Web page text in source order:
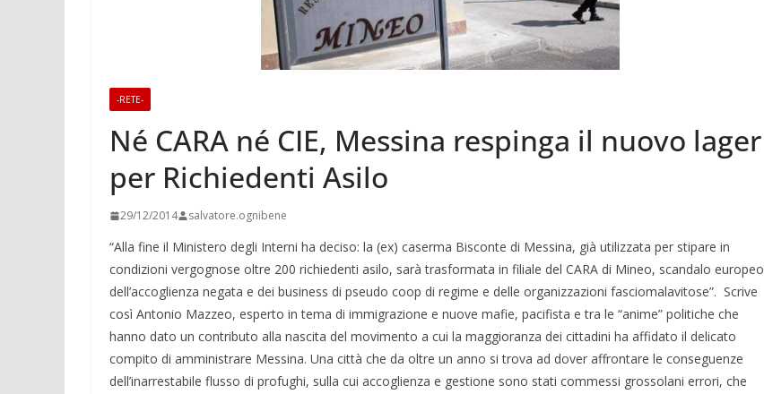
-RETE-
Né CARA né CIE, Messina respinga il nuovo lager
per Richiedenti Asilo
29/12/2014 salvatore.ognibene
“Alla fine il Ministero degli Interni ha deciso: la (ex) caserma Bisconte di Messina, già utilizzata per stipare in
condizioni vergognose oltre 200 richiedenti asilo, sarà trasformata in filiale del CARA di Mineo, scandalo europeo
dell’accoglienza negata e dei business di pseudo coop di regime e delle organizzazioni fasciomalavitose”. Scrive
così Antonio Mazzeo, esperto in tema di immigrazione e nuove mafie, pacifista e tra le “anime” politiche che
hanno dato un contributo alla nascita del movimento a cui la maggioranza dei cittadini ha affidato il delicato
compito di amministrare Messina. Una città che da oltre un anno si trova ad dover affrontare le conseguenze
dell’inarrestabile flusso di profughi, sulla cui accoglienza e gestione sono stati commessi grossolani errori, che